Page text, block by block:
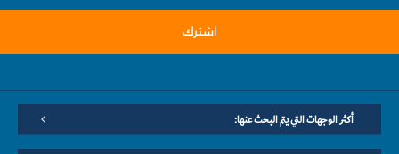
اشترك
أكثر الوجهات التي يتم البحث عنها: